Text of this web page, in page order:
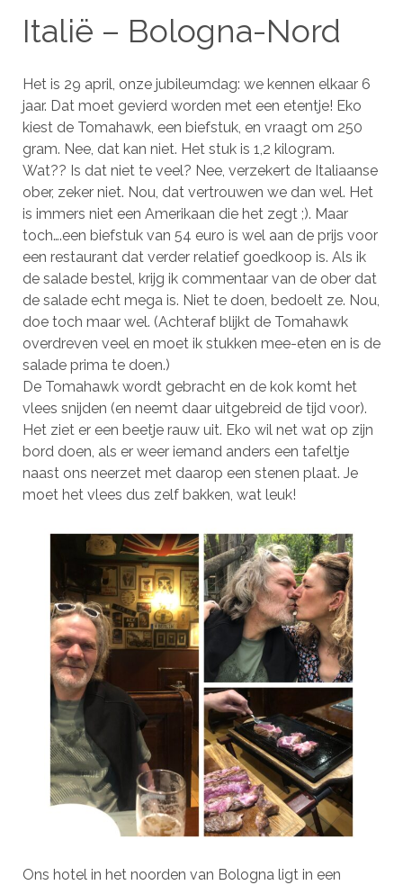
Italië – Bologna-Nord
Het is 29 april, onze jubileumdag: we kennen elkaar 6
jaar. Dat moet gevierd worden met een etentje! Eko
kiest de Tomahawk, een biefstuk, en vraagt om 250
gram. Nee, dat kan niet. Het stuk is 1,2 kilogram.
Wat?? Is dat niet te veel? Nee, verzekert de Italiaanse
ober, zeker niet. Nou, dat vertrouwen we dan wel. Het
is immers niet een Amerikaan die het zegt ;). Maar
toch….een biefstuk van 54 euro is wel aan de prijs voor
een restaurant dat verder relatief goedkoop is. Als ik
de salade bestel, krijg ik commentaar van de ober dat
de salade echt mega is. Niet te doen, bedoelt ze. Nou,
doe toch maar wel. (Achteraf blijkt de Tomahawk
overdreven veel en moet ik stukken mee-eten en is de
salade prima te doen.)
De Tomahawk wordt gebracht en de kok komt het
vlees snijden (en neemt daar uitgebreid de tijd voor).
Het ziet er een beetje rauw uit. Eko wil net wat op zijn
bord doen, als er weer iemand anders een tafeltje
naast ons neerzet met daarop een stenen plaat. Je
moet het vlees dus zelf bakken, wat leuk!
Ons hotel in het noorden van Bologna ligt in een